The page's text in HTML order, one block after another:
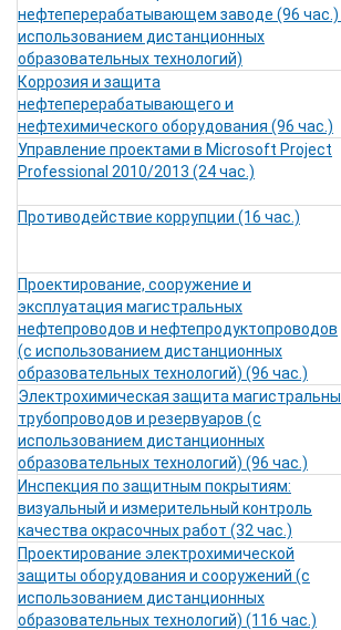
нефтеперерабатывающем заводе (96 час.)
использованием дистанционных
образовательных технологий)
Коррозия и защита
нефтеперерабатывающего и
нефтехимического оборудования (96 час.)
Управление проектами в Microsoft Project
Professional 2010/2013 (24 час.)
Противодействие коррупции (16 час.)
Проектирование, сооружение и
эксплуатация магистральных
нефтепроводов и нефтепродуктопроводов
(с использованием дистанционных
образовательных технологий) (96 час.)
Электрохимическая защита
трубопроводов и резервуаров (с
использованием дистанционных
образовательных технологий) (96 час.)
Инспекция по защитным покрытиям:
визуальный и измерительный контроль
качества окрасочных работ (32 час.)
Проектирование электрохимической
защиты оборудования и сооружений (с
использованием дистанционных
образовательных технологий) (116 час.)